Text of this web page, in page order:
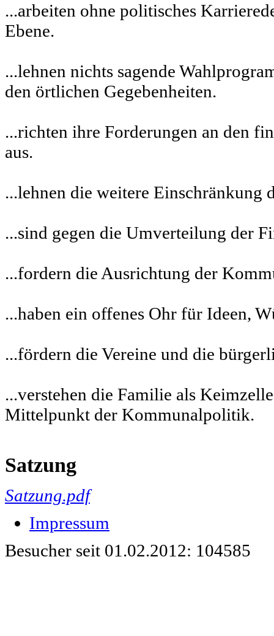
...arbeiten ohne politisches
Ebene.
...lehnen nichts sagende
den örtlichen Gegebenheiten.
...richten ihre Forderungen an den
aus.
...lehnen die weitere Einschränkung
...sind gegen die Umverteilung der
...fordern die Ausrichtung der
...haben ein offenes Ohr für Ideen,
...fördern die Vereine und die
...verstehen die Familie als
Mittelpunkt der Kommunalpolitik.
Satzung
Satzung.pdf
Impressum
Besucher seit 01.02.2012: 104585